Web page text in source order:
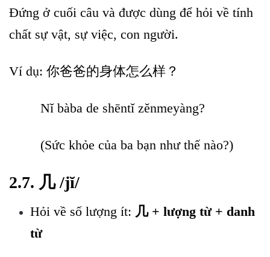
Đứng ở cuối câu và được dùng để hỏi về tính
chất sự vật, sự việc, con người.
Ví dụ: 你爸爸的身体怎么样？
Nǐ bàba de shēntǐ zěnmeyàng?
(Sức khỏe của ba bạn như thế nào?)
2.7. 几 /jĭ/
Hỏi về số lượng ít: 几 + lượng từ + danh
từ